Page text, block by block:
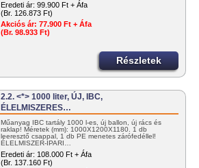
Eredeti ár: 99.900 Ft + Áfa
(Br. 126.873 Ft)
Akciós ár: 77.900 Ft + Áfa
(Br. 98.933 Ft)
Részletek
2.2. <*> 1000 liter, ÚJ, IBC,
ÉLELMISZERES…
Műanyag IBC tartály 1000 l-es, új ballon, új rács és
raklap! Méretek (mm): 1000X1200X1180. 1 db
leeresztő csappal, 1 db PE menetes zárófedéllel!
ÉLELMISZER-IPARI…
Eredeti ár: 108.000 Ft + Áfa
(Br. 137.160 Ft)